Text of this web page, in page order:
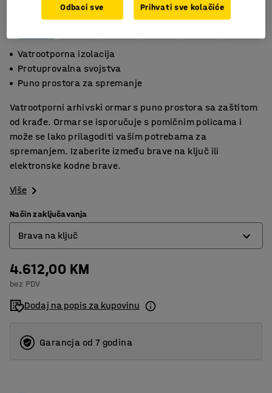
Vatrootporna izolacija
Protuprovalna svojstva
Puno prostora za spremanje
Vatrootporni arhivski ormar s puno prostora sa zaštitom
od krađe. Ormar se isporučuje s pomičnim policama i
može se lako prilagoditi vašim potrebama za
spremanjem. Izaberite između brave na ključ ili
elektronske kodne brave.
Više
Način zaključavanja
Brava na ključ
Brava na ključ
Elektronska brava
4.612,00 KM
bez PDV
Dodaj na popis za kupovinu
Garancja od 7 godina
Odbaci sve Prihvati sve kolačiće